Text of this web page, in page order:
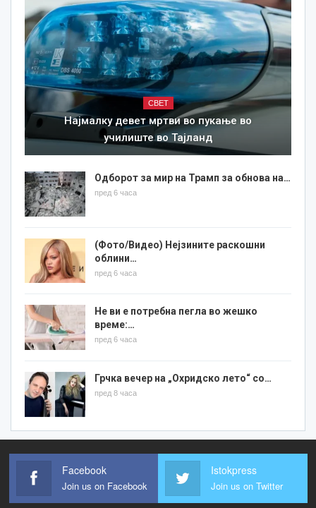
СВЕТ
Најмалку девет мртви во пукање во
училиште во Тајланд
Одборот за мир на Трамп за обнова на…
пред 6 часа
(Фото/Видео) Нејзините раскошни
облини…
пред 6 часа
Не ви е потребна пегла во жешко
време:…
пред 6 часа
Грчка вечер на „Охридско лето“ со…
пред 8 часа
Facebook
Join us on Facebook
Istokpress
Join us on Twitter